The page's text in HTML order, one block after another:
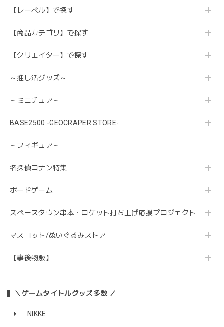
【レーベル】で探す
【商品カテゴリ】で探す
【クリエイター】で探す
～推し活グッズ～
～ミニチュア～
BASE2500 -GEOCRAPER STORE-
～フィギュア～
名探偵コナン特集
ボードゲーム
スペースタウン串本・ロケット打ち上げ応援プロジェクト
マスコット/ぬいぐるみストア
【事後物販】
＼ゲームタイトルグッズ多数 ／
NIKKE